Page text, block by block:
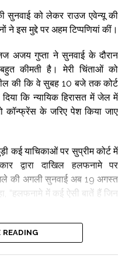
हंगामा जारी रहा। बाद में स्पीकर
दोपहर 12 बजे तक के लिए स्थगित
सुनवाई को लेकर राउज एवेन्यू की
ने इस मुद्दे पर अहम टिप्पणियां कीं।
अजय गुप्ता ने सुनवाई के दौरान
कीमती है। मेरी चिंताओं को
की कि वे सुबह 10 बजे तक कोर्ट
कि न्यायिक हिरासत में जेल में
कॉन्फ्रेंस के जरिए पेश किया जाए
कई याचिकाओं पर सुप्रीम कोर्ट में
द्वारा दाखिल हलफनामे पर
की अगली सुनवाई अब 19 अगस्त
“हलफनामे में कई ऐसी बातें हैं जिन
एनटीए की कार्यप्रणाली पर सवाल